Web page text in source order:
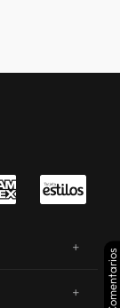
+
+
Comentarios